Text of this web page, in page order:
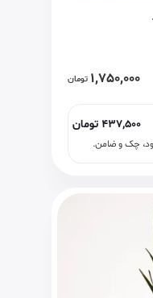
1,750,000 تومان
437,500 تومان